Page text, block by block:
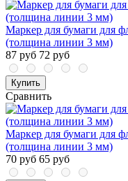
Маркер для бумаги для
(толщина линии 3 мм)
87 руб 72 руб
Купить
Сравнить
Маркер для бумаги для
(толщина линии 3 мм)
70 руб 65 руб